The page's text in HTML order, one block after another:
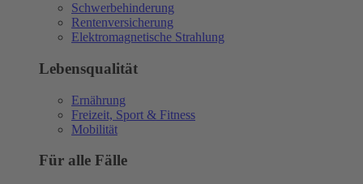
Schwerbehinderung
Rentenversicherung
Elektromagnetische Strahlung
Lebensqualität
Ernährung
Freizeit, Sport & Fitness
Mobilität
Für alle Fälle